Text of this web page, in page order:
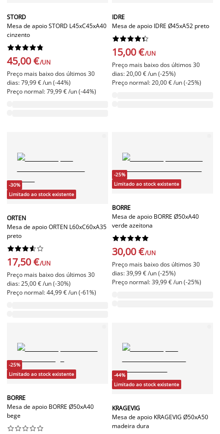
STORD
Mesa de apoio STORD L45xC45xA40
cinzento






45,00 €/UN
Preço mais baixo dos últimos 30
dias: 79,99 € /un (-44%)
Preço normal: 79,99 € /un (-44%)
IDRE
Mesa de apoio IDRE Ø45xA52 preto






15,00 €/UN
Preço mais baixo dos últimos 30
dias: 20,00 € /un (-25%)
Preço normal: 20,00 € /un (-25%)
-30%
Limitado ao stock existente
ORTEN
Mesa de apoio ORTEN L60xC60xA35
preto






17,50 €/UN
Preço mais baixo dos últimos 30
dias: 25,00 € /un (-30%)
Preço normal: 44,99 € /un (-61%)
-25%
Limitado ao stock existente
BORRE
Mesa de apoio BORRE Ø50xA40
verde azeitona






30,00 €/UN
Preço mais baixo dos últimos 30
dias: 39,99 € /un (-25%)
Preço normal: 39,99 € /un (-25%)
-25%
Limitado ao stock existente
BORRE
Mesa de apoio BORRE Ø50xA40
bege






-44%
Limitado ao stock existente
KRAGEVIG
Mesa de apoio KRAGEVIG Ø50xA50
madeira dura